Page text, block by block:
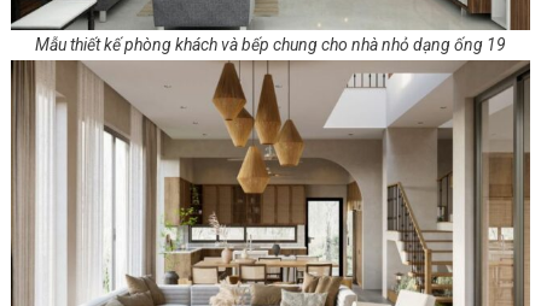
Mẫu thiết kế phòng khách và bếp chung cho nhà nhỏ dạng ống 19